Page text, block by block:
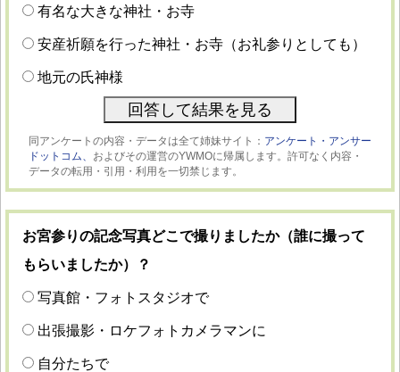
有名な大きな神社・お寺
安産祈願を行った神社・お寺（お礼参りとしても）
地元の氏神様
同アンケートの内容・データは全て姉妹サイト： アンケート・アンサー
ドットコム、 およびその運営のYWMOに帰属します。許可なく内容・
データの転用・引用・利用を一切禁じます。
お宮参りの記念写真どこで撮りましたか（誰に撮って
もらいましたか）？
写真館・フォトスタジオで
出張撮影・ロケフォトカメラマンに
自分たちで